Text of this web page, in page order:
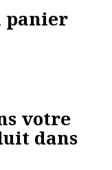
panier
votre
dans